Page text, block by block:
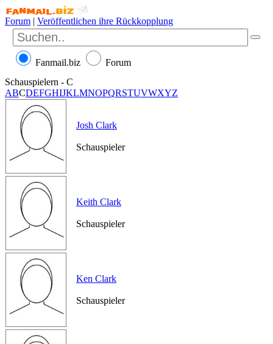
Forum | Veröffentlichen ihre Rückkopplung
Fanmail.biz
Forum
Schauspielern - C
ABCDEFGHIJKLMNOPQRSTUVWXYZ
Josh Clark
Schauspieler
Keith Clark
Schauspieler
Ken Clark
Schauspieler